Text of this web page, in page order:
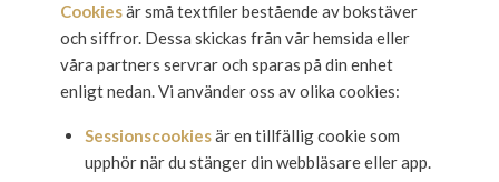
Cookiesär små textfiler bestående av bokstäver
och siffror. Dessa skickas från vår hemsida eller
våra partners servrar och sparas på din enhet
enligt nedan. Vi använder oss av olika cookies:
Sessionscookiesär en tillfällig cookie som
upphör när du stänger din webbläsare eller app.